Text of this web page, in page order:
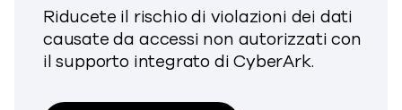
Riducete il rischio di violazioni dei dati
causate da accessi non autorizzati con
il supporto integrato di CyberArk.